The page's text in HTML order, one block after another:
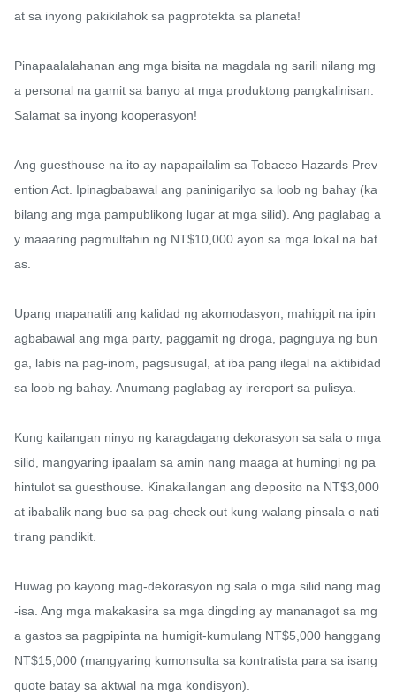
at sa inyong pakikilahok sa pagprotekta sa planeta!
Pinapaalalahanan ang mga bisita na magdala ng sarili nilang mg
a personal na gamit sa banyo at mga produktong pangkalinisan.
Salamat sa inyong kooperasyon!
Ang guesthouse na ito ay napapailalim sa Tobacco Hazards Prev
ention Act. Ipinagbabawal ang paninigarilyo sa loob ng bahay (ka
bilang ang mga pampublikong lugar at mga silid). Ang paglabag a
y maaaring pagmultahin ng NT$10,000 ayon sa mga lokal na bat
as.
Upang mapanatili ang kalidad ng akomodasyon, mahigpit na ipin
agbabawal ang mga party, paggamit ng droga, pagnguya ng bun
ga, labis na pag-inom, pagsusugal, at iba pang ilegal na aktibidad
sa loob ng bahay. Anumang paglabag ay irereport sa pulisya.
Kung kailangan ninyo ng karagdagang dekorasyon sa sala o mga
silid, mangyaring ipaalam sa amin nang maaga at humingi ng pa
hintulot sa guesthouse. Kinakailangan ang deposito na NT$3,000
at ibabalik nang buo sa pag-check out kung walang pinsala o nati
tirang pandikit.
Huwag po kayong mag-dekorasyon ng sala o mga silid nang mag
-isa. Ang mga makakasira sa mga dingding ay mananagot sa mg
a gastos sa pagpipinta na humigit-kumulang NT$5,000 hanggang
NT$15,000 (mangyaring kumonsulta sa kontratista para sa isang
quote batay sa aktwal na mga kondisyon).